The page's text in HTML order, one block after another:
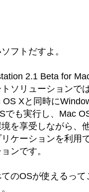
フトだすよ。
2.1 Beta for
ソリューションで
Xと同時に
でも実行し、Mac
を享受しながら、
ケーションを利用
ンです。
のOSが使えるって